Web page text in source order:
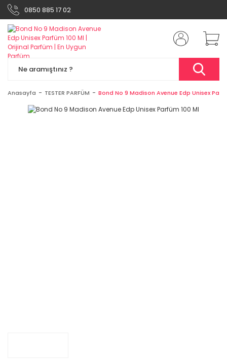
0850 885 17 02
Anasayfa TESTER PARFÜM Bond No 9 Madison Avenue Edp Unisex